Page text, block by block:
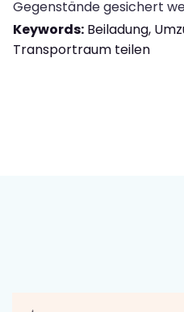
Gegenstände gesichert
Keywords: Beiladung,
Transportraum teilen